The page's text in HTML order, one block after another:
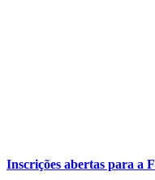
Inscrições abertas para a